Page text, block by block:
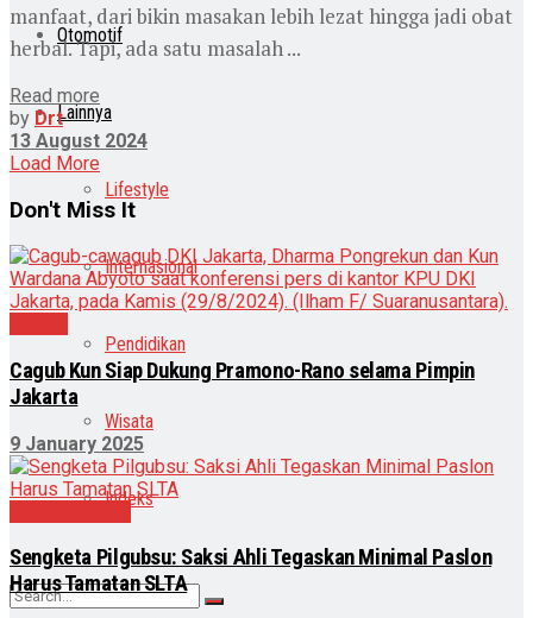
Otomotif
Lainnya
Lifestyle
Internasional
Pendidikan
Wisata
Indeks
manfaat, dari bikin masakan lebih lezat hingga jadi obat
herbal. Tapi, ada satu masalah ...
Read more
by Drt
13 August 2024
Load More
Don't Miss It
Cagub Kun Siap Dukung Pramono-Rano selama Pimpin
Jakarta
9 January 2025
Sengketa Pilgubsu: Saksi Ahli Tegaskan Minimal Paslon
Harus Tamatan SLTA